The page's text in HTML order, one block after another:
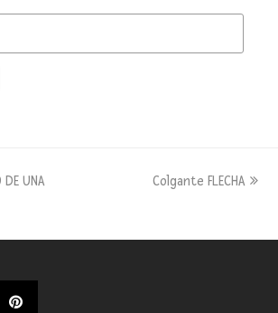
DE UNA
next
Colgante FLECHA
Pinterest